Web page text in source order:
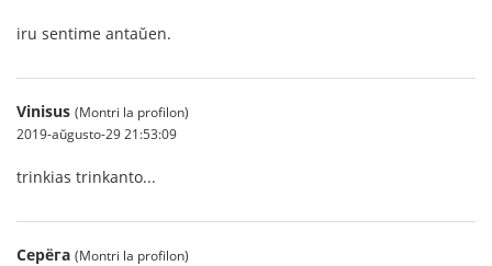
iru sentime antaŭen.
Vinisus (Montri la profilon)
2019-aŭgusto-29 21:53:09
trinkias trinkanto...
Серёга (Montri la profilon)